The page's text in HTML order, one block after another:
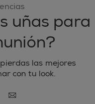
uñas para
las mejores
con tu look.
Facebook
por Twitter
por Pinterest
compartir por Tumblr
compartir por